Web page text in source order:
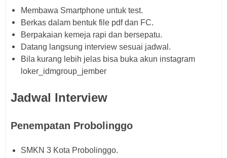
Membawa Smartphone untuk test.
Berkas dalam bentuk file pdf dan FC.
Berpakaian kemeja rapi dan bersepatu.
Datang langsung interview sesuai jadwal.
Bila kurang lebih jelas bisa buka akun instagram
loker_idmgroup_jember
Jadwal Interview
Penempatan Probolinggo
SMKN 3 Kota Probolinggo.